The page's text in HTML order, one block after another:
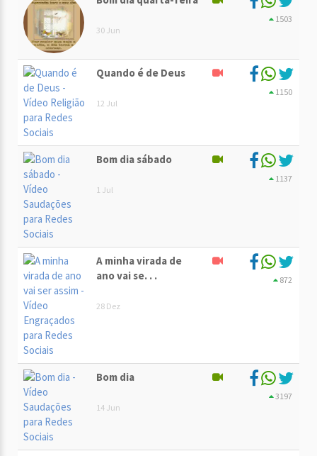
30 Jun
1503
Quando é de Deus
12 Jul
1150
Bom dia sábado
1 Jul
1137
A minha virada de
ano vai se. . .
28 Dez
872
Bom dia
14 Jun
3197